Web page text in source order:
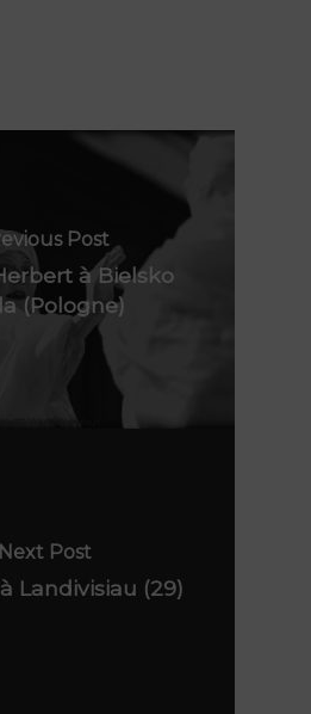
Post
à Bielsko
(Pologne)
Next Post
à Landivisiau (29)